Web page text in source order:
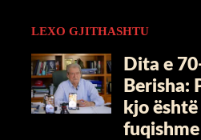
LEXO GJITHASHTU
Dita e
Berisha:
kjo